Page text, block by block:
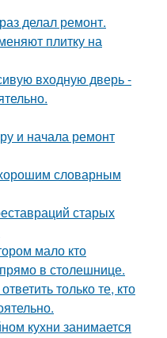
делал ремонт.
плитку на
входную дверь -
и начала ремонт
словарным
старых
мало кто
в столешнице.
только те, кто
кухни занимается